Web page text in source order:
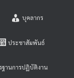
บุคลากร
ประชาสัมพันธ์
ฐานการปฏิบัติงาน